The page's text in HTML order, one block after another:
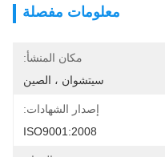
معلومات مفصلة
مكان المنشأ:
سيتشوان ، الصين
إصدار الشهادات:
ISO9001:2008